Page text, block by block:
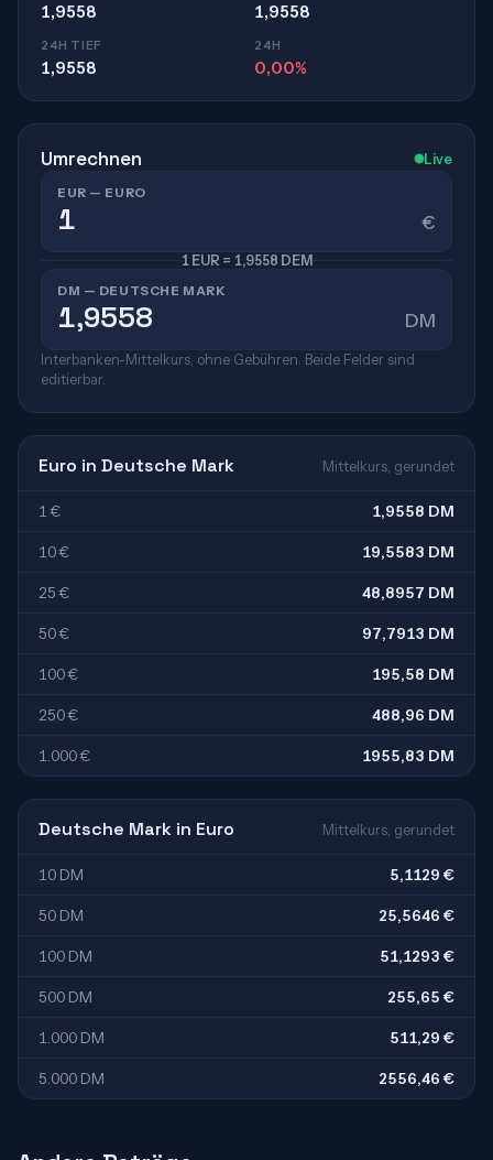
1,9558 1,9558
24H TIEF
1,9558
24H
0,00%
Umrechnen Live
EUR — EURO
€
1 EUR = 1,9558 DEM
DM — DEUTSCHE MARK
DM
Interbanken-Mittelkurs, ohne Gebühren. Beide Felder sind
editierbar.
Euro in Deutsche Mark Mittelkurs, gerundet
1 € 1,9558 DM
10 € 19,5583 DM
25 € 48,8957 DM
50 € 97,7913 DM
100 € 195,58 DM
250 € 488,96 DM
1.000 € 1955,83 DM
Deutsche Mark in Euro Mittelkurs, gerundet
10 DM 5,1129 €
50 DM 25,5646 €
100 DM 51,1293 €
500 DM 255,65 €
1.000 DM 511,29 €
5.000 DM 2556,46 €